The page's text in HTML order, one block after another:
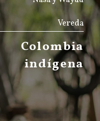
Vereda
Colombia
indígena